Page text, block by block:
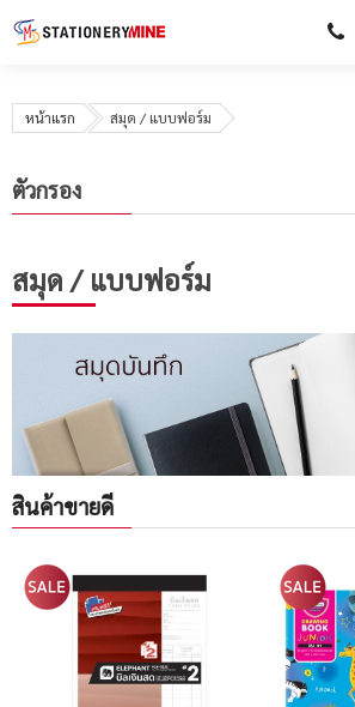
หน้าแรก สมุด / แบบฟอร์ม
สมุด / แบบฟอร์ม
สินค้าขายดี
ตัวกรอง